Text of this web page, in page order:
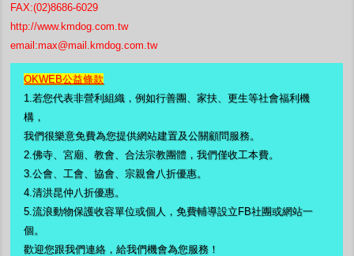
FAX:(02)8686-6029
http://www.kmdog.com.tw
email:max@mail.kmdog.com.tw
OKWEB公益條款
1.若您代表非營利組織，例如行善團、家扶、更生等社會福利機
構，
我們很樂意免費為您提供網站建置及公關顧問服務。
2.佛寺、宮廟、教會、合法宗教團體，我們僅收工本費。
3.公會、工會、協會、宗親會八折優惠。
4.清洪昆仲八折優惠。
5.流浪動物保護收容單位或個人，免費輔導設立FB社團或網站一
個。
歡迎您跟我們連絡，給我們機會為您服務！